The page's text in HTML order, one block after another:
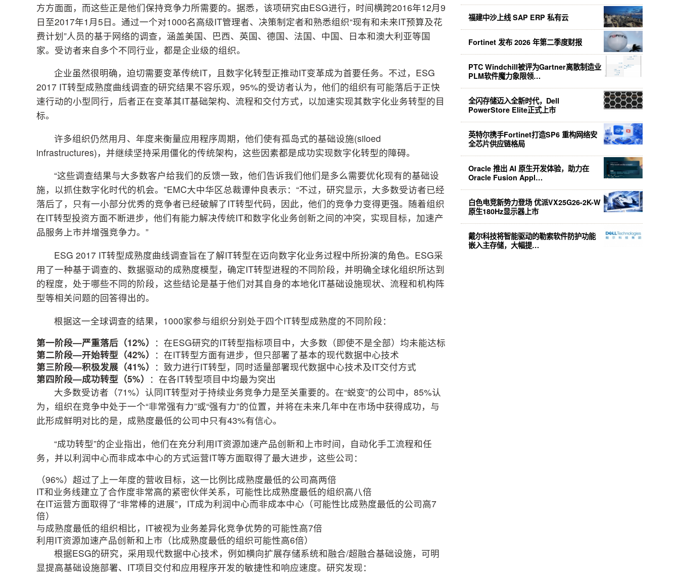
方方面面，而这些正是他们保持竞争力所需要的。据悉，该项研究由ESG进行，时间横跨2016年12月9
日至2017年1月5日。通过一个对1000名高级IT管理者、决策制定者和熟悉组织“现有和未来IT预算及花
费计划”人员的基于网络的调查，涵盖美国、巴西、英国、德国、法国、中国、日本和澳大利亚等国
家。受访者来自多个不同行业，都是企业级的组织。
企业虽然很明确，迫切需要变革传统IT，且数字化转型正推动IT变革成为首要任务。不过，ESG
2017 IT转型成熟度曲线调查的研究结果不容乐观，95%的受访者认为，他们的组织有可能落后于正快
速行动的小型同行，后者正在变革其IT基础架构、流程和交付方式，以加速实现其数字化业务转型的目
标。
许多组织仍然用月、年度来衡量应用程序周期，他们使有孤岛式的基础设施(siloed
infrastructures)，并继续坚持采用僵化的传统架构，这些因素都是成功实现数字化转型的障碍。
“这些调查结果与大多数客户给我们的反馈一致，他们告诉我们他们是多么需要优化现有的基础设
施，以抓住数字化时代的机会。”EMC大中华区总裁谭仲良表示：“不过，研究显示，大多数受访者已经
落后了，只有一小部分优秀的竞争者已经破解了IT转型代码，因此，他们的竞争力变得更强。随着组织
在IT转型投资方面不断进步，他们有能力解决传统IT和数字化业务创新之间的冲突，实现目标，加速产
品服务上市并增强竞争力。”
ESG 2017 IT转型成熟度曲线调查旨在了解IT转型在迈向数字化业务过程中所扮演的角色。ESG采
用了一种基于调查的、数据驱动的成熟度模型，确定IT转型进程的不同阶段，并明确全球化组织所达到
的程度，处于哪些不同的阶段，这些结论是基于他们对其自身的本地化IT基础设施现状、流程和机构阵
型等相关问题的回答得出的。
根据这一全球调查的结果，1000家参与组织分别处于四个IT转型成熟度的不同阶段：
第一阶段—严重落后（12%） ：在ESG研究的IT转型指标项目中，大多数（即使不是全部）均未能达标
第二阶段—开始转型（42%） ：在IT转型方面有进步，但只部署了基本的现代数据中心技术
第三阶段—积极发展（41%） ：致力进行IT转型，同时适量部署现代数据中心技术及IT交付方式
第四阶段—成功转型（5%） ：在各IT转型项目中均最为突出
大多数受访者（71%）认同IT转型对于持续业务竞争力是至关重要的。在“蜕变”的公司中，85%认
为，组织在竞争中处于一个“非常强有力”或“强有力”的位置，并将在未来几年中在市场中获得成功，与
此形成鲜明对比的是，成熟度最低的公司中只有43%有信心。
“成功转型”的企业指出，他们在充分利用IT资源加速产品创新和上市时间，自动化手工流程和任
务，并以利润中心而非成本中心的方式运营IT等方面取得了最大进步，这些公司：
（96%）超过了上一年度的营收目标，这一比例比成熟度最低的公司高两倍
IT和业务线建立了合作度非常高的紧密伙伴关系，可能性比成熟度最低的组织高八倍
在IT运营方面取得了“非常棒的进展”，IT成为利润中心而非成本中心（可能性比成熟度最低的公司高7
倍）
与成熟度最低的组织相比，IT被视为业务差异化竞争优势的可能性高7倍
利用IT资源加速产品创新和上市（比成熟度最低的组织可能性高6倍）
根据ESG的研究，采用现代数据中心技术，例如横向扩展存储系统和融合/超融合基础设施，可明
显提高基础设施部署、IT项目交付和应用程序开发的敏捷性和响应速度。研究发现：
福建中沙上线 SAP ERP 私有云
Fortinet 发布 2026 年第二季度财报
PTC Windchill被评为Gartner离散制造业
PLM软件魔力象限领…
全闪存储迈入全新时代，Dell
PowerStore Elite正式上市
英特尔携手Fortinet打造SP6 重构网络安
全芯片供应链格局
Oracle 推出 AI 原生开发体验，助力在
Oracle Fusion Appl…
白色电竞新势力登场 优派VX25G26-2K-W
原生180Hz显示器上市
戴尔科技将智能驱动的勒索软件防护功能
嵌入主存储，大幅提…